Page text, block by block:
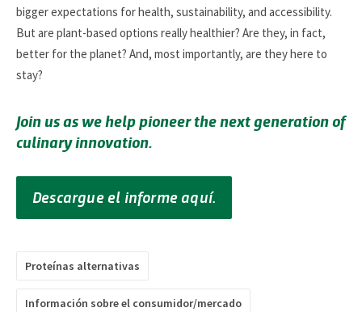
bigger expectations for health, sustainability, and accessibility.
But are plant-based options really healthier? Are they, in fact,
better for the planet? And, most importantly, are they here to
stay?
Join us as we help pioneer the next generation of
culinary innovation.
Descargue el informe aquí.
Proteínas alternativas
Información sobre el consumidor/mercado